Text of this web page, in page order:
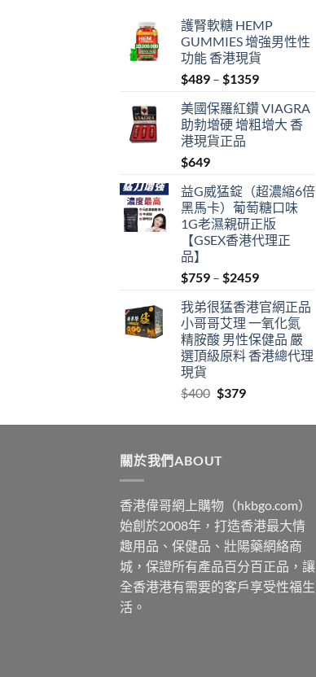
護腎軟糖 HEMP
GUMMIES 增強男性性
功能 香港現貨
$489 – $1359Price
$489
through
美國保羅紅鑽 VIAGRA
助勃增硬 增粗增大 香
港現貨正品
$649
益G威猛錠（超濃縮6倍
黑馬卡）葡萄糖口味
1G老濕親研正版
【GSEX香港代理正
品】
$759 – $2459Price
$759
through
$2459
我弟很猛香港官網正品
小哥哥艾理 一氧化氮
精胺酸 男性保健品 嚴
選頂級原料 香港總代理
現貨
$400 Original
was:
$379Current
is:
關於我們ABOUT
香港偉哥網上購物（hkbgo.com）
始創於2008年，打造香港最大情
趣用品、保健品、壯陽藥網絡商
城，保證所有產品百分百正品，讓
全香港港有需要的客戶享受性福生
活。